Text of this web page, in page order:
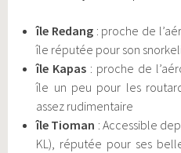
île Redang : proche de
île réputée pour son
île Kapas : proche de
île un peu pour les
assez rudimentaire
île Tioman : Accessible
KL), réputée pour ses